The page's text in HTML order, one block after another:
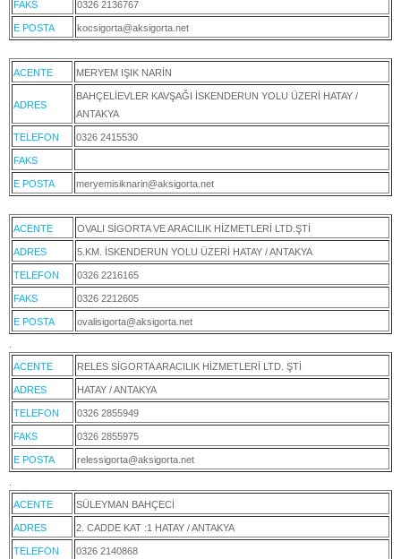
FAKS 0326 2136767
E POSTA kocsigorta@aksigorta.net
ACENTE MERYEM IŞIK NARİN
ADRES
BAHÇELİEVLER KAVŞAĞI İSKENDERUN YOLU ÜZERİ HATAY /
ANTAKYA
TELEFON 0326 2415530
FAKS
E POSTA meryemisiknarin@aksigorta.net
ACENTE OVALI SİGORTA VE ARACILIK HİZMETLERİ LTD.ŞTİ
ADRES 5.KM. İSKENDERUN YOLU ÜZERİ HATAY / ANTAKYA
TELEFON 0326 2216165
FAKS 0326 2212605
E POSTA ovalisigorta@aksigorta.net
ACENTE RELES SİGORTA ARACILIK HİZMETLERİ LTD. ŞTİ
ADRES HATAY / ANTAKYA
TELEFON 0326 2855949
FAKS 0326 2855975
E POSTA relessigorta@aksigorta.net
ACENTE SÜLEYMAN BAHÇECİ
ADRES 2. CADDE KAT :1 HATAY / ANTAKYA
TELEFON 0326 2140868